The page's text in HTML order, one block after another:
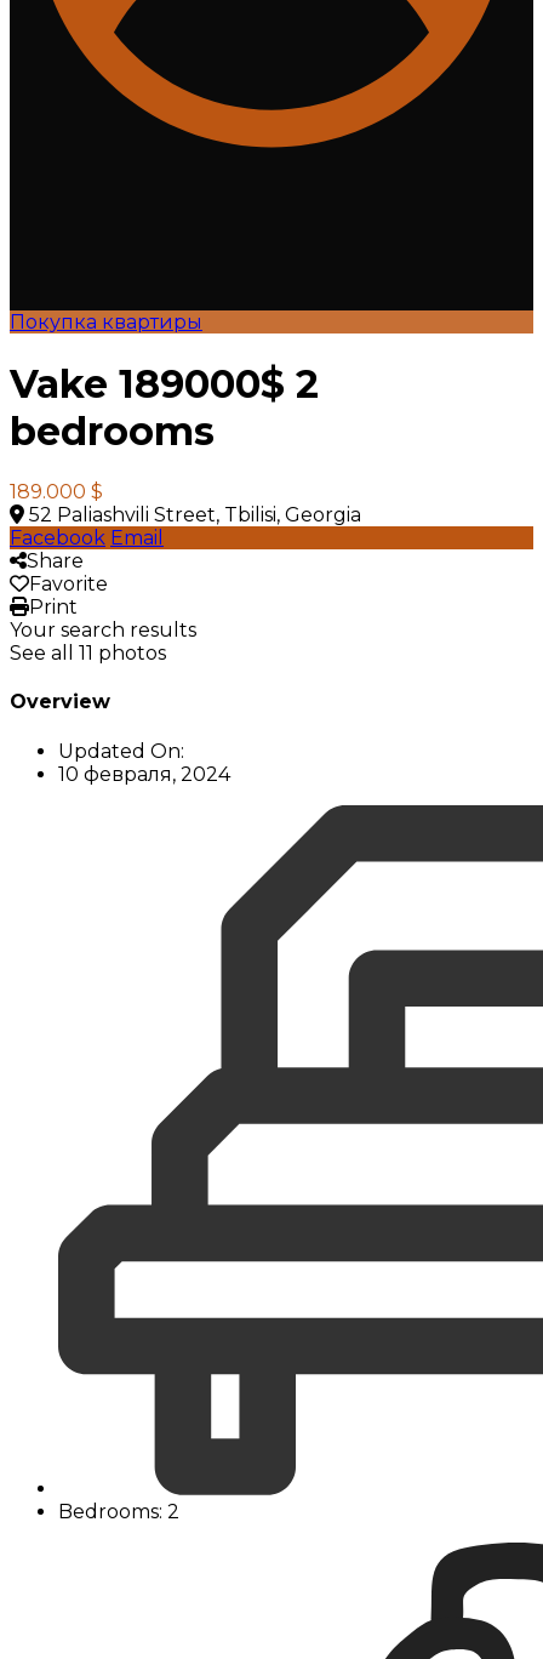
Покупка квартиры
Vake 189000$ 2
bedrooms
189.000 $
52 Paliashvili Street, Tbilisi, Georgia
Facebook Email
Share
Favorite
Print
Your search results
See all 11 photos
Overview
Updated On:
10 февраля, 2024
Bedrooms: 2